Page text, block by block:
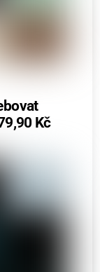
Kč